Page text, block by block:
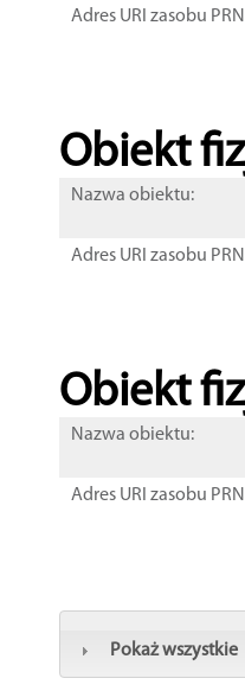
Adres URI zasobu
Obiekt
Nazwa obiektu:
Adres URI zasobu
Obiekt
Nazwa obiektu:
Adres URI zasobu
Pokaż wszystkie